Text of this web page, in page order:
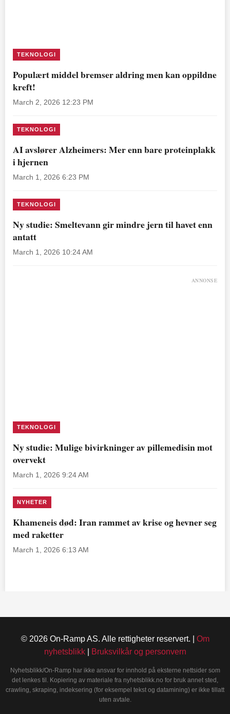
TEKNOLOGI
Populært middel bremser aldring men kan oppildne
kreft!
March 2, 2026 12:23 PM
TEKNOLOGI
AI avslører Alzheimers: Mer enn bare proteinplakk
i hjernen
March 1, 2026 6:23 PM
TEKNOLOGI
Ny studie: Smeltevann gir mindre jern til havet enn
antatt
March 1, 2026 10:24 AM
ANNONSE
TEKNOLOGI
Ny studie: Mulige bivirkninger av pillemedisin mot
overvekt
March 1, 2026 9:24 AM
NYHETER
Khameneis død: Iran rammet av krise og hevner seg
med raketter
March 1, 2026 6:13 AM
© 2026 On-Ramp AS. Alle rettigheter reservert. | Om
nyhetsblikk| Bruksvilkår og personvern
Nyhetsblikk/On-Ramp har ikke ansvar for innhold på eksterne nettsider som
det lenkes til. Kopiering av materiale fra nyhetsblikk.no for bruk annet sted,
crawling, skraping, indeksering (for eksempel tekst og datamining) er ikke tillatt
uten avtale.